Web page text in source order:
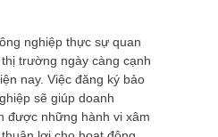
nghiệp thực sự quan
trường ngày càng cạnh
nay. Việc đăng ký bảo
sẽ giúp doanh
được những hành vi xâm